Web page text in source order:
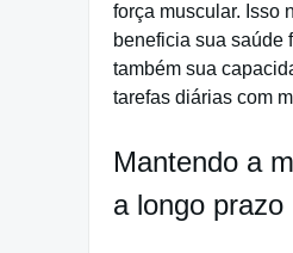
força muscular. Isso
beneficia sua saúde
também sua
tarefas diárias com
Mantendo a
a longo prazo